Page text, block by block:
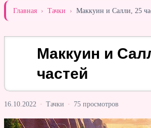
Главная › Тачки › Маккуин и Салли, 25
Маккуин и
частей
16.10.2022 · Тачки · 75 просмотров